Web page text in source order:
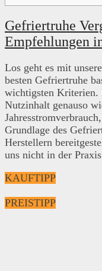
Gefriertruhe
Empfehlungen
Los geht es mit
besten Gefriertruhe
wichtigsten Kriterien.
Nutzinhalt genauso
Grundlage des
Herstellern
uns nicht in der
KAUFTIPP
PREISTIPP